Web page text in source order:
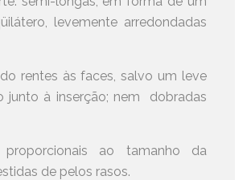
levemente arredondadas
rentes às faces, salvo um leve
junto à inserção; nem dobradas
proporcionais ao tamanho da
de pelos rasos.